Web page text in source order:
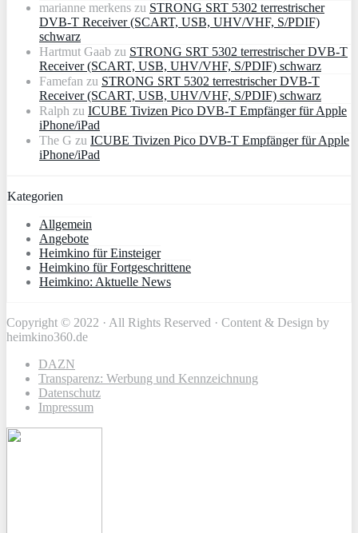
marianne merkens zu STRONG SRT 5302 terrestrischer
DVB-T Receiver (SCART, USB, UHV/VHF, S/PDIF)
schwarz
Hartmut Gaab zu STRONG SRT 5302 terrestrischer DVB-T
Receiver (SCART, USB, UHV/VHF, S/PDIF) schwarz
Famefan zu STRONG SRT 5302 terrestrischer DVB-T
Receiver (SCART, USB, UHV/VHF, S/PDIF) schwarz
Ralph zu ICUBE Tivizen Pico DVB-T Empfänger für Apple
iPhone/iPad
The G zu ICUBE Tivizen Pico DVB-T Empfänger für Apple
iPhone/iPad
Kategorien
Allgemein
Angebote
Heimkino für Einsteiger
Heimkino für Fortgeschrittene
Heimkino: Aktuelle News
Copyright © 2022 · All Rights Reserved · Content & Design by
heimkino360.de
DAZN
Transparenz: Werbung und Kennzeichnung
Datenschutz
Impressum